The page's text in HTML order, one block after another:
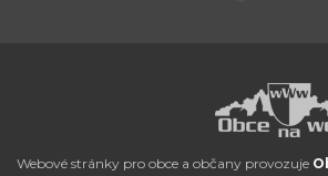
Webové stránky pro obce a občany provozuje